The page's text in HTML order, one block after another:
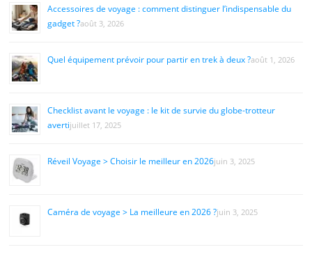
Accessoires de voyage : comment distinguer l’indispensable du
gadget ?août 3, 2026
Quel équipement prévoir pour partir en trek à deux ?août 1, 2026
Checklist avant le voyage : le kit de survie du globe-trotteur
avertijuillet 17, 2025
Réveil Voyage > Choisir le meilleur en 2026juin 3, 2025
Caméra de voyage > La meilleure en 2026 ?juin 3, 2025